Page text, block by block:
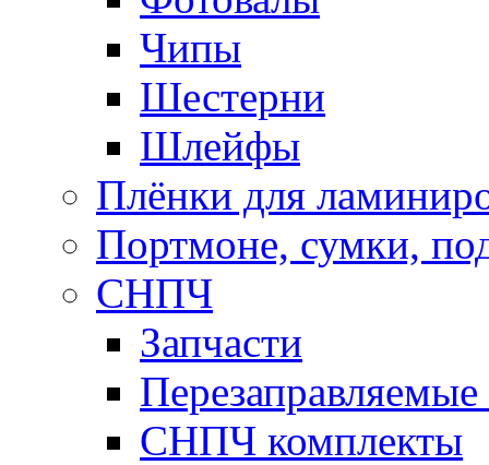
Чипы
Шестерни
Шлейфы
Плёнки для
Портмоне, сумки,
СНПЧ
Запчасти
Перезаправляемые
СНПЧ комплекты